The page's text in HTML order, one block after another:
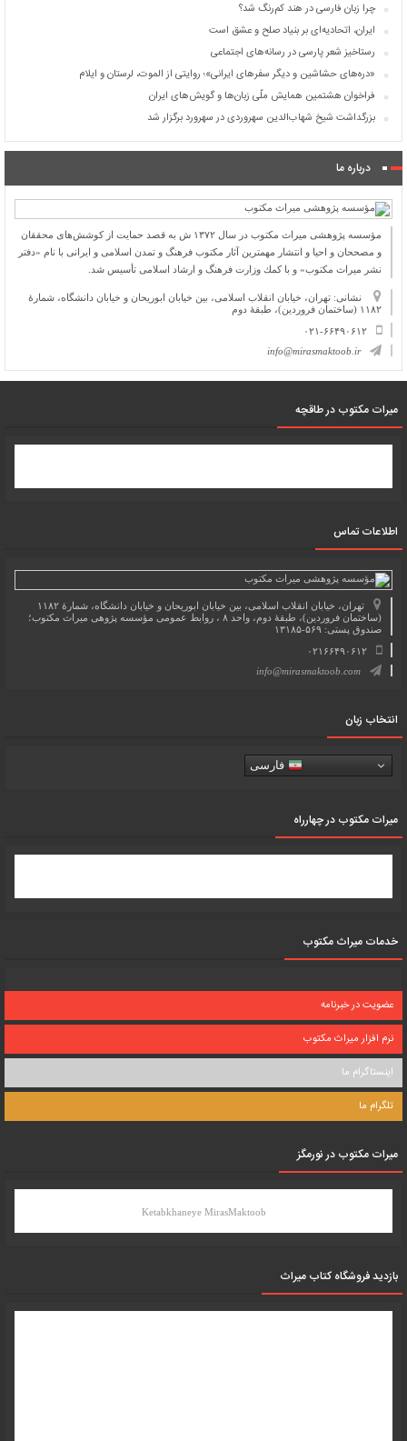
چرا زبان فارسی در هند کم‌رنگ شد؟
ایران، اتحادیه‌ای بر بنیاد صلح و عشق است
رستاخیز شعر پارسی در رسانه‌های اجتماعی
«دره‌های حشاشین و دیگر سفرهای ایرانی»؛ روایتی از الموت، لرستان و ایلام
فراخوان هشتمین همایش ملّی زبان‌ها و گویش‌های ایران
بزرگداشت شیخ شهاب‌الدین سهروردی در سهرورد برگزار شد
درباره ما
مؤسسه پژوهشی میراث مكتوب در سال ۱۳۷۲ ش به قصد حمایت از كوشش‌های محققان
و مصححان و احیا و انتشار مهمترین آثار مكتوب فرهنگ و تمدن اسلامی و ایرانی با نام «دفتر
نشر میراث مكتوب» و با كمك وزارت فرهنگ و ارشاد اسلامی تأسیس شد.
نشانی: تهران، خیابان انقلاب اسلامی، بین خیابان ابوریحان و خیابان دانشگاه، شمارۀ
۱۱۸۲ (ساختمان فروردین)، طبقۀ دوم
۰۲۱-۶۶۴۹۰۶۱۲
info@mirasmaktoob.ir
میرات مکتوب در طاقچه
اطلاعات تماس
تهران، خیابان انقلاب اسلامی، بین خیابان ابوریحان و خیابان دانشگاه، شمارۀ ۱۱۸۲
(ساختمان فروردین)، طبقۀ دوم، واحد ۸ ، روابط عمومی مؤسسه پژوهی میراث مکتوب؛
صندوق پستی: ۵۶۹-۱۳۱۸۵
۰۲۱۶۶۴۹۰۶۱۲
info@mirasmaktoob.com
انتخاب زبان
فارسی
میرات مکتوب در چهارراه
خدمات میراث مکتوب
عضویت در خبرنامه
نرم افزار میراث مکتوب
اینستاگرام ما
تلگرام ما
میرات مکتوب در نورمگز
Ketabkhaneye MirasMaktoob
بازدید فروشگاه کتاب میراث